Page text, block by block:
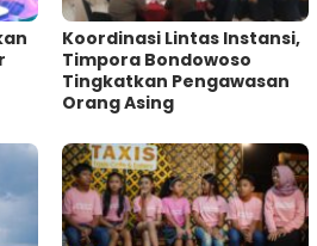
Koordinasi Lintas Instansi,
Timpora Bondowoso
Tingkatkan Pengawasan
Orang Asing